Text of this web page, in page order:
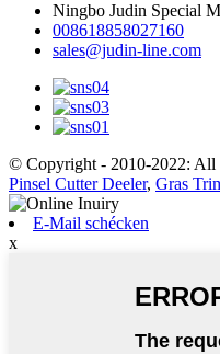
Ningbo Judin Special
008618858027160
sales@judin-line.com
© Copyright - 2010-2022: All
Pinsel Cutter Deeler, Gras
E-Mail schécken
x